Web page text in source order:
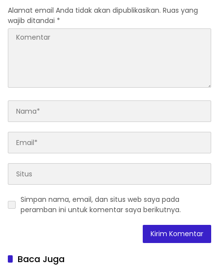
Alamat email Anda tidak akan dipublikasikan. Ruas yang
wajib ditandai *
Simpan nama, email, dan situs web saya pada
peramban ini untuk komentar saya berikutnya.
Baca Juga